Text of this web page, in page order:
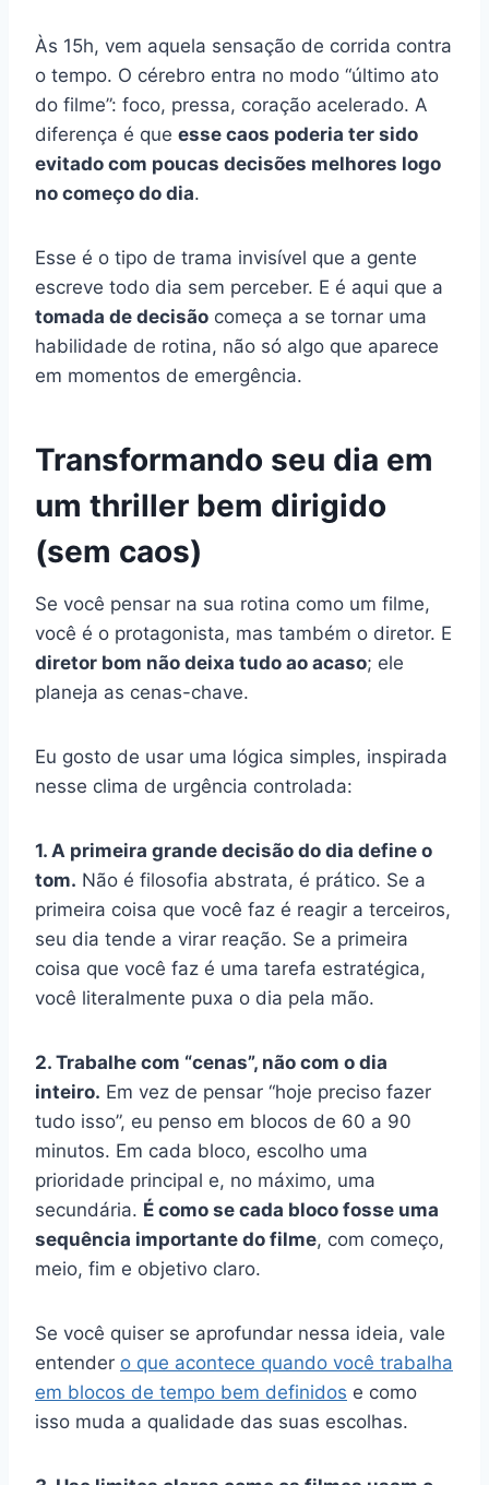
Às 15h, vem aquela sensação de corrida contra
o tempo. O cérebro entra no modo “último ato
do filme”: foco, pressa, coração acelerado. A
diferença é que esse caos poderia ter sido
evitado com poucas decisões melhores logo
no começo do dia.
Esse é o tipo de trama invisível que a gente
escreve todo dia sem perceber. E é aqui que a
tomada de decisão começa a se tornar uma
habilidade de rotina, não só algo que aparece
em momentos de emergência.
Transformando seu dia em
um thriller bem dirigido
(sem caos)
Se você pensar na sua rotina como um filme,
você é o protagonista, mas também o diretor. E
diretor bom não deixa tudo ao acaso; ele
planeja as cenas-chave.
Eu gosto de usar uma lógica simples, inspirada
nesse clima de urgência controlada:
1. A primeira grande decisão do dia define o
tom. Não é filosofia abstrata, é prático. Se a
primeira coisa que você faz é reagir a terceiros,
seu dia tende a virar reação. Se a primeira
coisa que você faz é uma tarefa estratégica,
você literalmente puxa o dia pela mão.
2. Trabalhe com “cenas”, não com o dia
inteiro. Em vez de pensar “hoje preciso fazer
tudo isso”, eu penso em blocos de 60 a 90
minutos. Em cada bloco, escolho uma
prioridade principal e, no máximo, uma
secundária. É como se cada bloco fosse uma
sequência importante do filme, com começo,
meio, fim e objetivo claro.
Se você quiser se aprofundar nessa ideia, vale
entender o que acontece quando você trabalha
em blocos de tempo bem definidos e como
isso muda a qualidade das suas escolhas.